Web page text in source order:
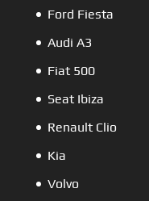
Ford Fiesta
Audi A3
Fiat 500
Seat Ibiza
Renault Clio
Kia
Volvo